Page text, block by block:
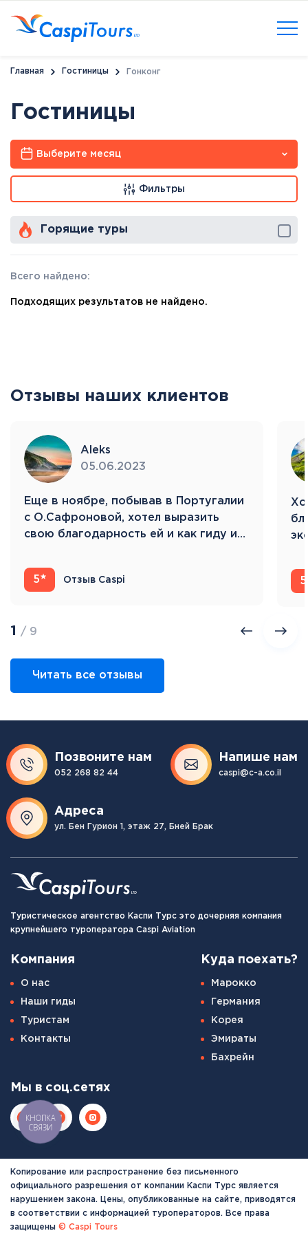
Главная Гостиницы Гонконг
Гостиницы
Выберите месяц
Фильтры
Горящие туры
Всего найдено:
Подходящих результатов не найдено.
Отзывы наших клиентов
Aleks
05.06.2023
Eще в ноябре, побывав в Португалии
с О.Сафроновой, хотел выразить
свою благодарность ей и как гиду и…
5 Отзыв Caspi 5
1 / 9
Читать все отзывы
Позвоните нам
052 268 82 44
Напише нам
caspi@c-a.co.il
Адреса
ул. Бен Гурион 1, этаж 27, Бней Брак
Туристическое агентство Каспи Турс это дочерняя компания
крупнейшего туроператора Caspi Aviation
Компания
О нас
Наши гиды
Туристам
Контакты
Куда поехать?
Марокко
Германия
Корея
Эмираты
Бахрейн
Мы в соц.сетях
Копирование или распространение без письменного
официального разрешения от компании Каспи Турс является
нарушением закона. Цены, опубликованные на сайте, приводятся
в соответствии с информацией туроператоров. Все права
защищены © Caspi Tours
КНОПКА
СВЯЗИ